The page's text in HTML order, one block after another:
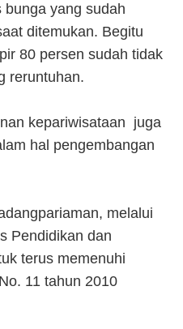
yang sudah
ditemukan. Begitu
80 persen sudah tidak
reruntuhan.
kepariwisataan juga
hal pengembangan
melalui
Pendidikan dan
terus memenuhi
11 tahun 2010